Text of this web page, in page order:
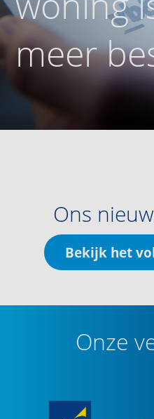
meer
Ons
Bekijk het
Onze